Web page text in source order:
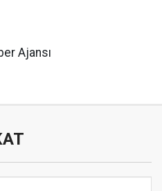
Ajansı